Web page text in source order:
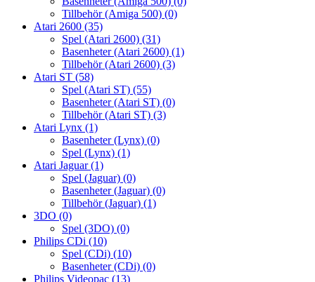
Tillbehör (Amiga 500) (0)
Atari 2600 (35)
Spel (Atari 2600) (31)
Basenheter (Atari 2600) (1)
Tillbehör (Atari 2600) (3)
Atari ST (58)
Spel (Atari ST) (55)
Basenheter (Atari ST) (0)
Tillbehör (Atari ST) (3)
Atari Lynx (1)
Basenheter (Lynx) (0)
Spel (Lynx) (1)
Atari Jaguar(1)
Spel (Jaguar) (0)
Basenheter (Jaguar) (0)
Tillbehör (Jaguar) (1)
3DO (0)
Spel (3DO) (0)
Philips CDi (10)
Spel (CDi) (10)
Basenheter (CDi) (0)
Philips Videopac (13)